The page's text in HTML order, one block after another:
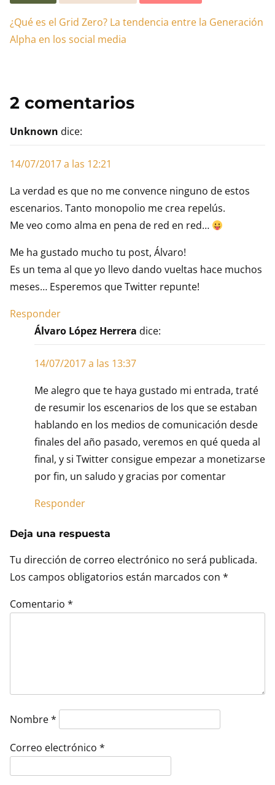
¿Qué es el Grid Zero? La tendencia entre la Generación
Alpha en los social media
2 comentarios
Unknown dice:
14/07/2017 a las 12:21
La verdad es que no me convence ninguno de estos
escenarios. Tanto monopolio me crea repelús.
Me veo como alma en pena de red en red…
Me ha gustado mucho tu post, Álvaro!
Es un tema al que yo llevo dando vueltas hace muchos
meses… Esperemos que Twitter repunte!
Responder
Álvaro López Herrera dice:
14/07/2017 a las 13:37
Me alegro que te haya gustado mi entrada, traté
de resumir los escenarios de los que se estaban
hablando en los medios de comunicación desde
finales del año pasado, veremos en qué queda al
final, y si Twitter consigue empezar a monetizarse
por fin, un saludo y gracias por comentar
Responder
Deja una respuesta
Tu dirección de correo electrónico no será publicada.
Los campos obligatorios están marcados con *
Comentario *
Nombre*
Correo electrónico *